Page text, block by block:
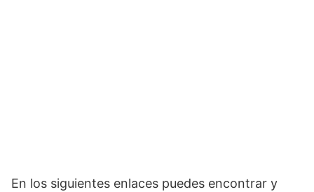
En los siguientes enlaces puedes encontrar y